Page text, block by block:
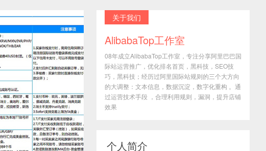
关于我们
AlibabaTop工作室
08年成立AlibabaTop工作室，专注分享阿里巴巴国
际站运营推广，优化排名首页，黑科技，SEO技
巧，黑科技；经历过阿里国际站规则的三个大方向
的大调整：文本信息，数据沉淀，数字化重构 。通
过运营技术手段 ，合理利用规则，漏洞，提升店铺
效果
个人简介